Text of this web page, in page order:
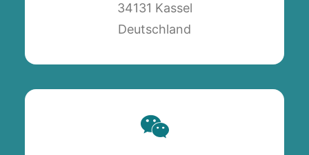
34131 Kassel
Deutschland